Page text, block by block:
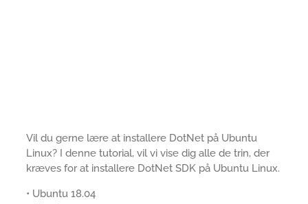
Vil du gerne lære at installere DotNet på Ubuntu
Linux? I denne tutorial, vil vi vise dig alle de trin, der
kræves for at installere DotNet SDK på Ubuntu Linux.
• Ubuntu 18.04